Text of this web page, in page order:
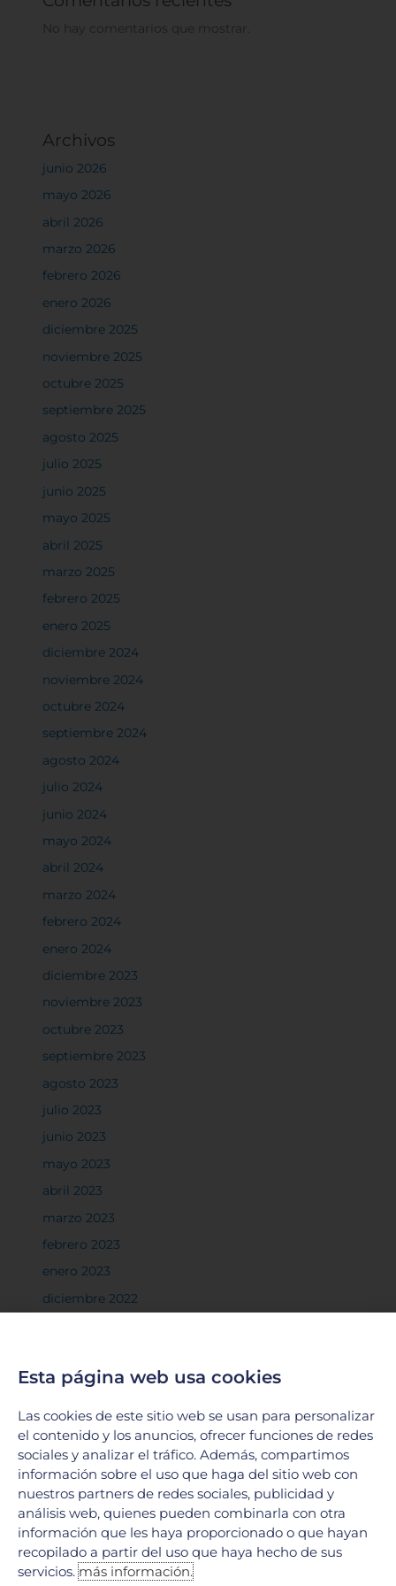
No hay comentarios que mostrar.
Archivos
junio 2026
mayo 2026
abril 2026
marzo 2026
febrero 2026
enero 2026
diciembre 2025
noviembre 2025
octubre 2025
septiembre 2025
agosto 2025
julio 2025
junio 2025
mayo 2025
abril 2025
marzo 2025
febrero 2025
enero 2025
diciembre 2024
noviembre 2024
octubre 2024
septiembre 2024
agosto 2024
julio 2024
junio 2024
mayo 2024
abril 2024
marzo 2024
febrero 2024
enero 2024
diciembre 2023
noviembre 2023
octubre 2023
septiembre 2023
agosto 2023
julio 2023
junio 2023
mayo 2023
abril 2023
marzo 2023
febrero 2023
enero 2023
diciembre 2022
septiembre 2022
julio 2022
junio 2022
mayo 2022
abril 2022
marzo 2022
febrero 2022
Esta página web usa cookies
Las cookies de este sitio web se usan para personalizar
el contenido y los anuncios, ofrecer funciones de redes
sociales y analizar el tráfico. Además, compartimos
información sobre el uso que haga del sitio web con
nuestros partners de redes sociales, publicidad y
análisis web, quienes pueden combinarla con otra
información que les haya proporcionado o que hayan
recopilado a partir del uso que haya hecho de sus
servicios.más información.